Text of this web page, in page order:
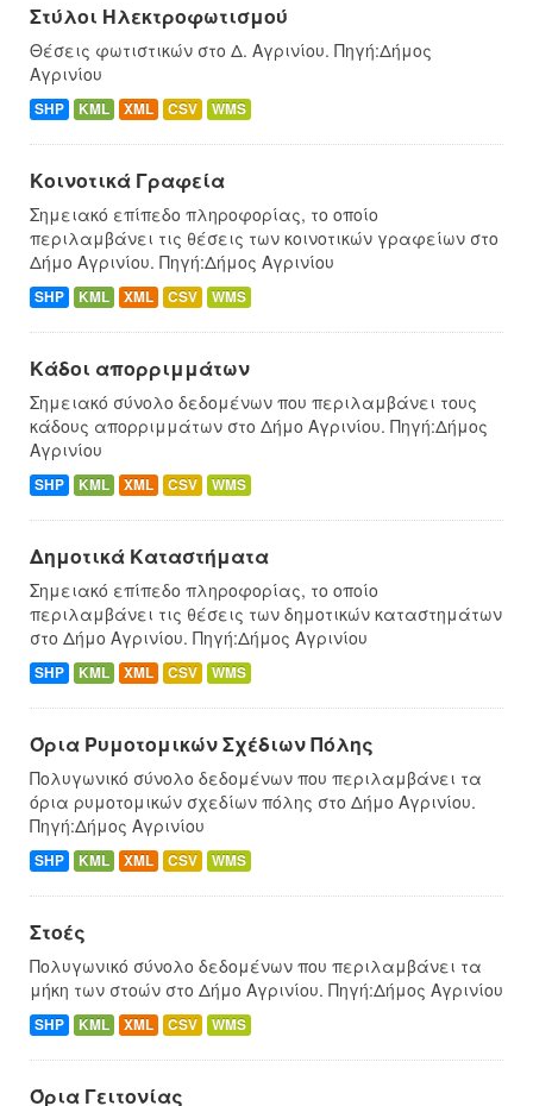
Στύλοι Ηλεκτροφωτισμού
Θέσεις φωτιστικών στο Δ. Αγρινίου. Πηγή:Δήμος
Αγρινίου
SHP KML XML CSV WMS
Κοινοτικά Γραφεία
Σημειακό επίπεδο πληροφορίας, το οποίο
περιλαμβάνει τις θέσεις των κοινοτικών γραφείων στο
Δήμο Αγρινίου. Πηγή:Δήμος Αγρινίου
SHP KML XML CSV WMS
Κάδοι απορριμμάτων
Σημειακό σύνολο δεδομένων που περιλαμβάνει τους
κάδους απορριμμάτων στο Δήμο Αγρινίου. Πηγή:Δήμος
Αγρινίου
SHP KML XML CSV WMS
Δημοτικά Καταστήματα
Σημειακό επίπεδο πληροφορίας, το οποίο
περιλαμβάνει τις θέσεις των δημοτικών καταστημάτων
στο Δήμο Αγρινίου. Πηγή:Δήμος Αγρινίου
SHP KML XML CSV WMS
Όρια Ρυμοτομικών Σχέδιων Πόλης
Πολυγωνικό σύνολο δεδομένων που περιλαμβάνει τα
όρια ρυμοτομικών σχεδίων πόλης στο Δήμο Αγρινίου.
Πηγή:Δήμος Αγρινίου
SHP KML XML CSV WMS
Στοές
Πολυγωνικό σύνολο δεδομένων που περιλαμβάνει τα
μήκη των στοών στο Δήμο Αγρινίου. Πηγή:Δήμος Αγρινίου
SHP KML XML CSV WMS
Όρια Γειτονίας